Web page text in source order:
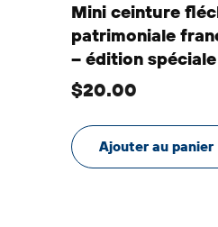
Mini ceinture
patrimoniale
– édition spéciale
$20.00
Ajouter au panier